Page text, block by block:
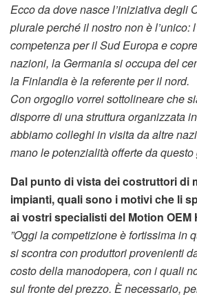
Ecco da dove nasce l’iniziativa degli
plurale perché il nostro non è l’unico:
competenza per il Sud Europa e
nazioni, la Germania si occupa del
la Finlandia è la referente per il nord.
Con orgoglio vorrei sottolineare che
disporre di una struttura organizzata
abbiamo colleghi in visita da altre
mano le potenzialità offerte da questo
Dal punto di vista dei costruttori di
impianti, quali sono i motivi che li
ai vostri specialisti del Motion OEM
‍”Oggi la competizione è fortissima in
si scontra con produttori provenienti
costo della manodopera, con i quali
sul fronte del prezzo. È necessario,